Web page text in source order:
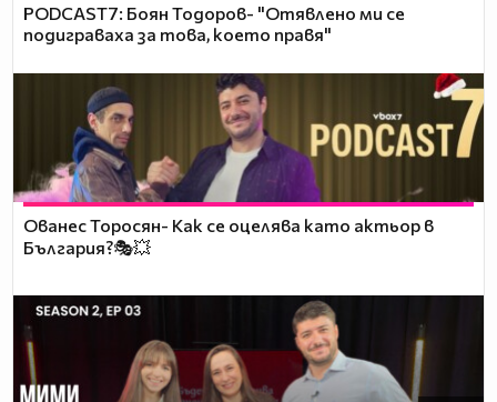
PODCAST7: ‪Боян Тодоров- "Отявлено ми се
подиграваха за това, което правя"
Ованес Торосян- Как се оцелява като актьор в
България?🎭💥